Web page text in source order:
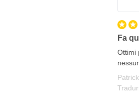
Fa
Ottimi